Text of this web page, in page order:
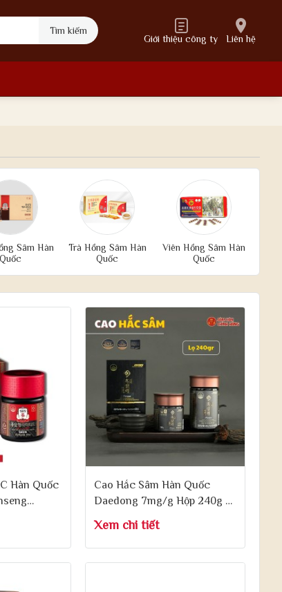
Tìm kiếm
Giới thiệu công ty Liên hệ
Sâm Hàn
Quốc
Trà Hồng Sâm Hàn
Quốc
Viên Hồng Sâm Hàn
Quốc
Hàn Quốc
Cao Hắc Sâm Hàn Quốc
Daedong 7mg/g Hộp 240g -
Ginssen Black Ginseng
Essence
Xem chi tiết